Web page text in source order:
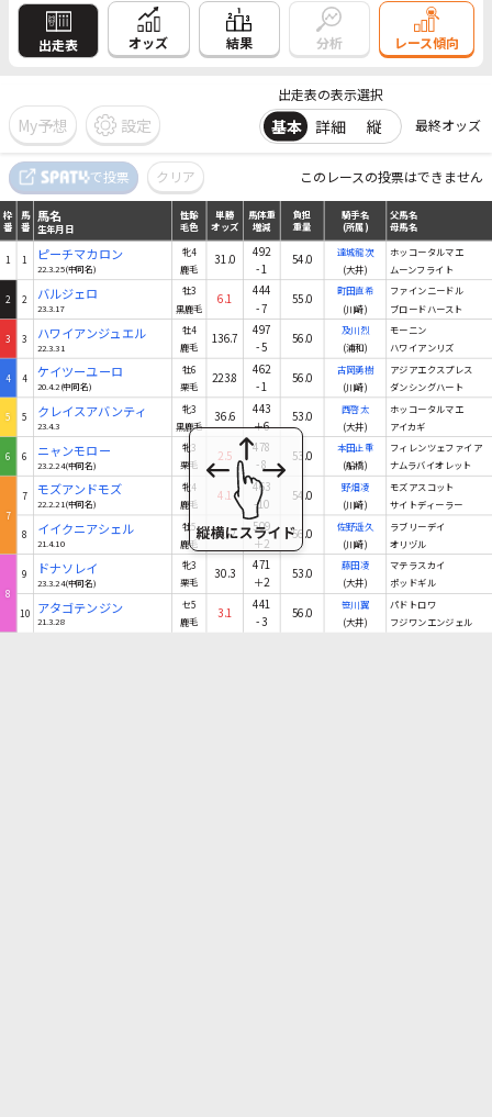
出走表 オッズ 結果 分析 レース傾向
で投票 クリア このレースの投票はできません
My予想 設定
出走表の表示選択
基本 詳細 縦 最終オッズ
枠
番
馬
番
馬名
性齢
毛色
負担
重量
騎手名
(所属)
父馬名
母馬名
枠
番
馬
番
馬名
生年月日
性齢
毛色
単勝
オッズ
馬体重
増減
負担
重量
騎手名
(所属)
父馬名
母馬名
1 1 ピーチマカロン
22.3.25(中同名)
牝4
鹿毛
31.0
492
-1
54.0
達城龍次
(大井)
ホッコータルマエ
ムーンフライト
2 2 バルジェロ
23.3.17
牡3
黒鹿毛
6.1
444
-7
55.0
町田直希
(川崎)
ファインニードル
ブロードハースト
3 3 ハワイアンジュエル
22.3.31
牡4
鹿毛
136.7
497
-5
56.0
及川烈
(浦和)
モーニン
ハワイアンリズ
4 4 ケイツーユーロ
20.4.2(中同名)
牡6
栗毛
223.8
462
-1
56.0
古岡勇樹
(川崎)
アジアエクスプレス
ダンシングハート
5 5 クレイスアバンティ
23.4.3
牝3
黒鹿毛
36.6
443
＋6
53.0
西啓太
(大井)
ホッコータルマエ
アイカギ
6 6 ニャンモロー
23.2.24(中同名)
牝3
栗毛
2.5
478
-8
53.0
本田正重
(船橋)
フィレンツェファイア
ナムラバイオレット
7
7 モズアンドモズ
22.2.21(中同名)
牝4
鹿毛
4.1
463
-10
54.0
野畑凌
(川崎)
モズアスコット
サイトディーラー
8 イイクニアシェル
21.4.10
牡5
鹿毛
31.2
509
＋2
56.0
佐野遥久
(川崎)
ラブリーデイ
オリヅル
8
9 ドナソレイ
23.3.24(中同名)
牝3
栗毛
30.3
471
＋2
53.0
藤田凌
(大井)
マテラスカイ
ポッドギル
10 アタゴテンジン
21.3.28
セ5
鹿毛
3.1
441
-3
56.0
笹川翼
(大井)
パドトロワ
フジワンエンジェル